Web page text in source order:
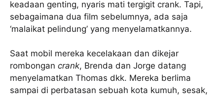
keadaan genting, nyaris mati tergigit crank. Tapi,
sebagaimana dua film sebelumnya, ada saja
‘malaikat pelindung’ yang menyelamatkannya.
Saat mobil mereka kecelakaan dan dikejar
rombongan crank, Brenda dan Jorge datang
menyelamatkan Thomas dkk. Mereka berlima
sampai di perbatasan sebuah kota kumuh, sesak,